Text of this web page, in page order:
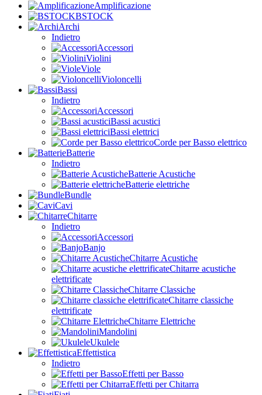
Amplificazione
BSTOCK
Archi
Indietro
Accessori
Violini
Viole
Violoncelli
Bassi
Indietro
Accessori
Bassi acustici
Bassi elettrici
Corde per Basso elettrico
Batterie
Indietro
Batterie Acustiche
Batterie elettriche
Bundle
Cavi
Chitarre
Indietro
Accessori
Banjo
Chitarre Acustiche
Chitarre acustiche
elettrificate
Chitarre Classiche
Chitarre classiche
elettrificate
Chitarre Elettriche
Mandolini
Ukulele
Effettistica
Indietro
Effetti per Basso
Effetti per Chitarra